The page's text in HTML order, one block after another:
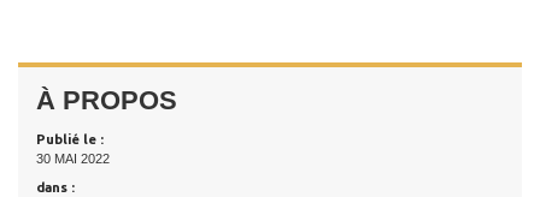
À PROPOS
Publié le :
30 MAI 2022
dans :